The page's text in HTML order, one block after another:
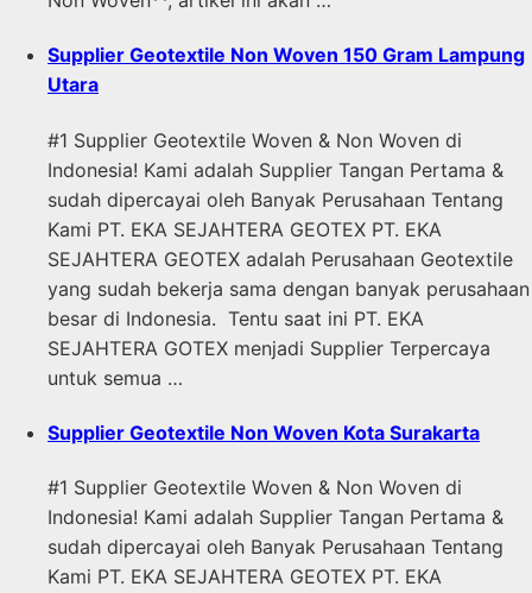
Supplier Geotextile Non Woven 150 Gram Lampung
Utara
#1 Supplier Geotextile Woven & Non Woven di
Indonesia! Kami adalah Supplier Tangan Pertama &
sudah dipercayai oleh Banyak Perusahaan Tentang
Kami PT. EKA SEJAHTERA GEOTEX PT. EKA
SEJAHTERA GEOTEX adalah Perusahaan Geotextile
yang sudah bekerja sama dengan banyak perusahaan
besar di Indonesia. Tentu saat ini PT. EKA
SEJAHTERA GOTEX menjadi Supplier Terpercaya
untuk semua …
Supplier Geotextile Non Woven Kota Surakarta
#1 Supplier Geotextile Woven & Non Woven di
Indonesia! Kami adalah Supplier Tangan Pertama &
sudah dipercayai oleh Banyak Perusahaan Tentang
Kami PT. EKA SEJAHTERA GEOTEX PT. EKA